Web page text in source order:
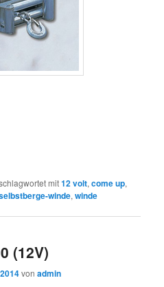
mit12 volt,come up,
winde,winde
(12V)
vonadmin